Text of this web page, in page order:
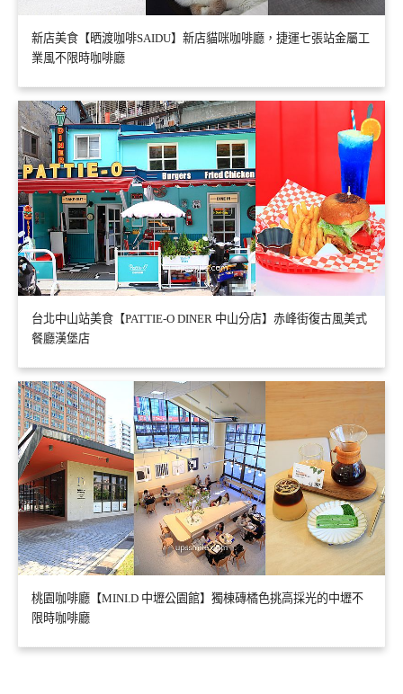
新店美食【晒渡咖啡SAIDU】新店貓咪咖啡廳，捷運七張站金屬工
業風不限時咖啡廳
台北中山站美食【PATTIE-O DINER 中山分店】赤峰街復古風美式
餐廳漢堡店
桃園咖啡廳【MINI.D 中壢公園館】獨棟磚橘色挑高採光的中壢不
限時咖啡廳